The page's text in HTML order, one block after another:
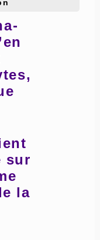
sur
la